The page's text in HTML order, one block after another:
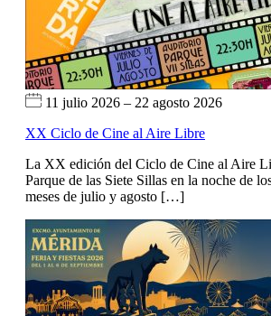
11 julio 2026 – 22 agosto 2026
XX Ciclo de Cine al Aire Libre
La XX edición del Ciclo de Cine al Aire
Parque de las Siete Sillas en la noche de
meses de julio y agosto […]